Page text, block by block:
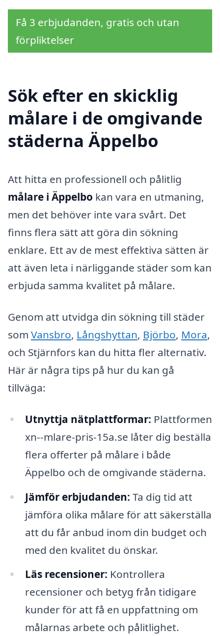
Få 3 erbjudanden, gratis och utan
förpliktelser
Sök efter en skicklig
målare i de omgivande
städerna Äppelbo
Att hitta en professionell och pålitlig
målare i Äppelbo kan vara en utmaning,
men det behöver inte vara svårt. Det
finns flera sätt att göra din sökning
enklare. Ett av de mest effektiva sätten är
att även leta i närliggande städer som kan
erbjuda samma kvalitet på målare.
Genom att utvidga din sökning till städer
som Vansbro, Långshyttan, Björbo, Mora,
och Stjärnfors kan du hitta fler alternativ.
Här är några tips på hur du kan gå
tillväga:
Utnyttja nätplattformar: Plattformen
xn--mlare-pris-15a.se låter dig beställa
flera offerter på målare i både
Äppelbo och de omgivande städerna.
Jämför erbjudanden: Ta dig tid att
jämföra olika målare för att säkerställa
att du får anbud inom din budget och
med den kvalitet du önskar.
Läs recensioner: Kontrollera
recensioner och betyg från tidigare
kunder för att få en uppfattning om
målarnas arbete och pålitlighet.